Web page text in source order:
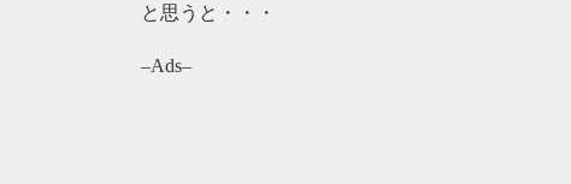
と思うと・・・
–Ads–